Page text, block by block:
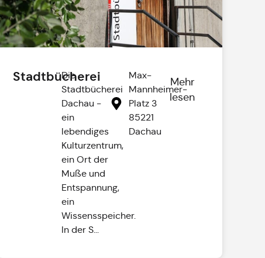
Stadtbücherei
Die
Stadtbücherei
Dachau -
ein
lebendiges
Kulturzentrum,
ein Ort der
Muße und
Entspannung,
ein
Wissensspeicher.
In der S...
Max-
Mannheimer-
Platz 3
85221
Dachau
Mehr
lesen